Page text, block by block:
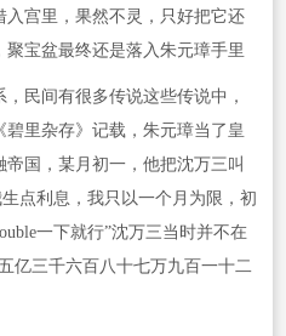
入宫里，果然不灵，只好把它还
宝盆最终还是落入朱元璋手里
间有很多传说这些传说中，
里杂存》记载，朱元璋当了皇
国，某月初一，他把沈万三叫
点利息，我只以一个月为限，初
一下就行”沈万三当时并不在
亿三千六百八十七万九百一十二